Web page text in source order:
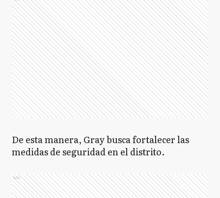
De esta manera, Gray busca fortalecer las
medidas de seguridad en el distrito.
Ads